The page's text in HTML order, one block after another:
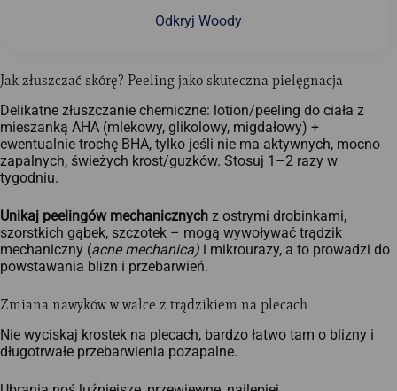
Odkryj Woody
Jak złuszczać skórę? Peeling jako skuteczna pielęgnacja
Delikatne złuszczanie chemiczne: lotion/peeling do ciała z
mieszanką AHA (mlekowy, glikolowy, migdałowy) +
ewentualnie trochę BHA, tylko jeśli nie ma aktywnych, mocno
zapalnych, świeżych krost/guzków. Stosuj 1–2 razy w
tygodniu.
Unikaj peelingów mechanicznych z ostrymi drobinkami,
szorstkich gąbek, szczotek – mogą wywoływać trądzik
mechaniczny (acne mechanica) i mikrourazy, a to prowadzi do
powstawania blizn i przebarwień.
Zmiana nawyków w walce z trądzikiem na plecach
Nie wyciskaj krostek na plecach, bardzo łatwo tam o blizny i
długotrwałe przebarwienia pozapalne.